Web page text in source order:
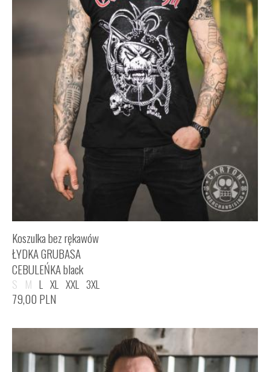
Koszulka bez rękawów
ŁYDKA GRUBASA
CEBULEŃKA black
S M L XL XXL 3XL
79,00 PLN